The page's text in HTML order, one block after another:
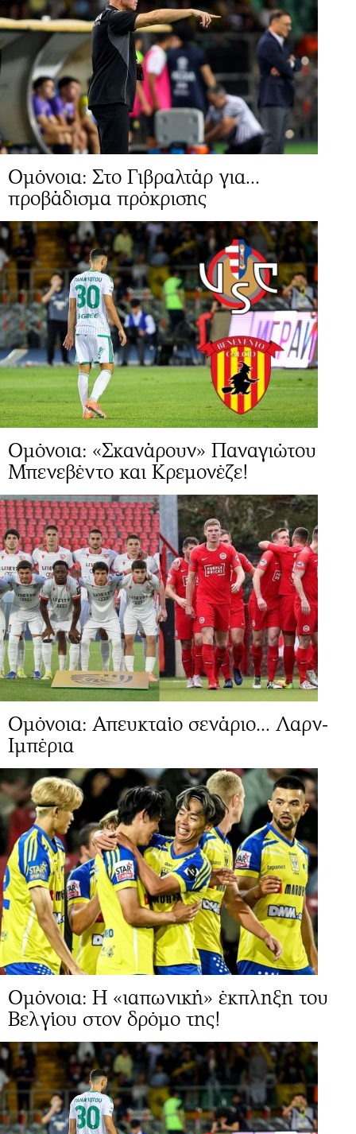
Ομόνοια: Στο Γιβραλτάρ για...
προβάδισμα πρόκρισης
Ομόνοια: «Σκανάρουν» Παναγιώτου
Μπενεβέντο και Κρεμονέζε!
Ομόνοια: Απευκταίο σενάριο... Λαρν-
Ιμπέρια
Ομόνοια: Η «ιαπωνική» έκπληξη του
Βελγίου στον δρόμο της!